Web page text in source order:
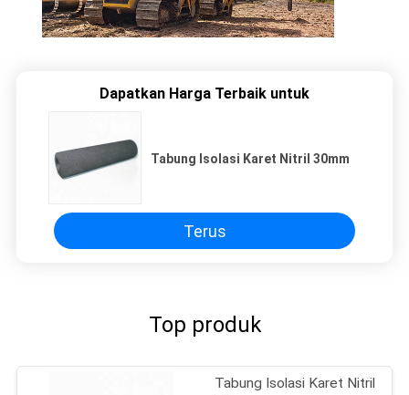
Dapatkan Harga Terbaik untuk
Tabung Isolasi Karet Nitril 30mm
Terus
Top produk
Tabung Isolasi Karet Nitril